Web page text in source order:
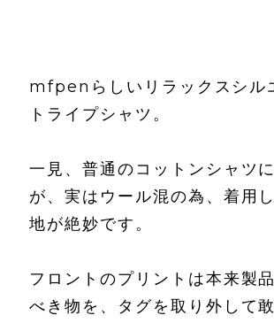
mfpenらしいリラックスシル
トライプシャツ。
一見、普通のコットンシャツ
が、実はウール混の為、着用
地が絶妙です。
フロントのプリントは本来製
べき物を、タグを取り外して